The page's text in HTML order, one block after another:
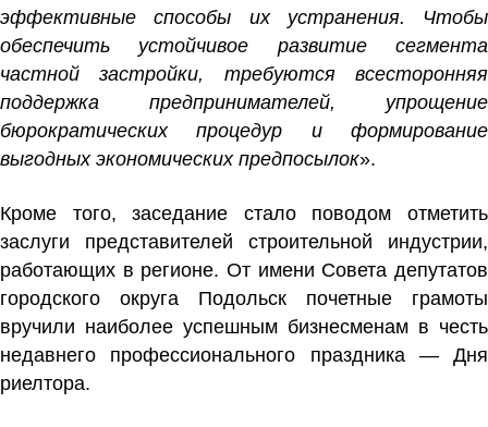
эффективные способы их устранения. Чтобы
обеспечить устойчивое развитие сегмента
частной застройки, требуются всесторонняя
поддержка предпринимателей, упрощение
бюрократических процедур и формирование
выгодных экономических предпосылок».
Кроме того, заседание стало поводом отметить
заслуги представителей строительной индустрии,
работающих в регионе. От имени Совета депутатов
городского округа Подольск почетные грамоты
вручили наиболее успешным бизнесменам в честь
недавнего профессионального праздника — Дня
риелтора.